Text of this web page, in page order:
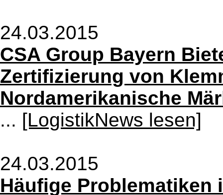
24.03.2015
CSA Group Bayern
Zertifizierung von
Nordamerikanische
... [LogistikNews lesen]
24.03.2015
Häufige Problematiken